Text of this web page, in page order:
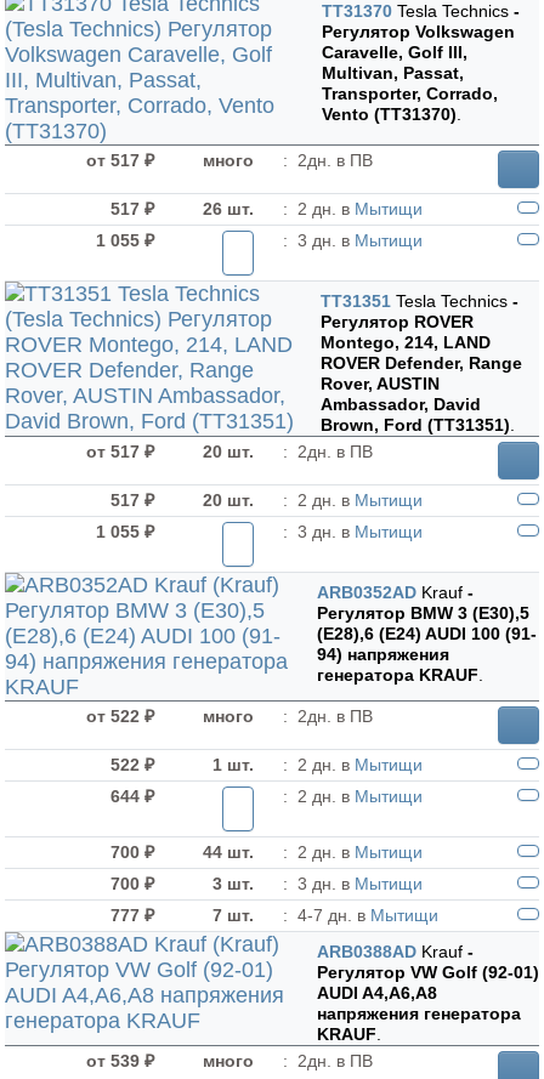
TT31370 Tesla Technics -
Регулятор Volkswagen
Caravelle, Golf III,
Multivan, Passat,
Transporter, Corrado,
Vento (TT31370).
от 517 ₽ много : 2дн. в ПВ
517 ₽ 26 шт. : 2 дн. в Мытищи
1 055 ₽
: 3 дн. в Мытищи
TT31351 Tesla Technics -
Регулятор ROVER
Montego, 214, LAND
ROVER Defender, Range
Rover, AUSTIN
Ambassador, David
Brown, Ford (TT31351).
от 517 ₽
20 шт. : 2дн. в ПВ
517 ₽ 20 шт. : 2 дн. в Мытищи
1 055 ₽
: 3 дн. в Мытищи
ARB0352AD Krauf -
Регулятор BMW 3 (E30),5
(E28),6 (E24) AUDI 100 (91-
94) напряжения
генератора KRAUF.
от 522 ₽ много : 2дн. в ПВ
522 ₽ 1 шт. : 2 дн. в Мытищи
644 ₽
: 2 дн. в Мытищи
700 ₽ 44 шт. : 2 дн. в Мытищи
700 ₽
3 шт. : 3 дн. в Мытищи
777 ₽
7 шт. : 4-7 дн. в Мытищи
ARB0388AD Krauf -
Регулятор VW Golf (92-01)
AUDI A4,A6,A8
напряжения генератора
KRAUF.
от 539 ₽
много : 2дн. в ПВ